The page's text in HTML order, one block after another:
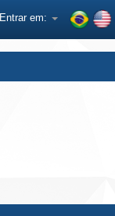
Entrar em: